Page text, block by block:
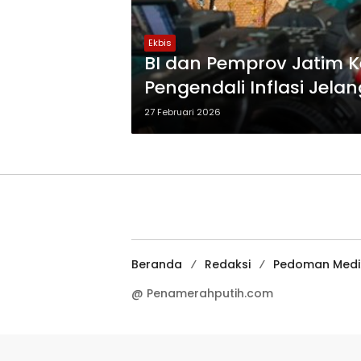
Ekbis
BI dan Pemprov Jatim
Pengendali Inflasi
27 Februari 2026
Beranda Redaksi
Pedoman
@ Penamerahputih.com